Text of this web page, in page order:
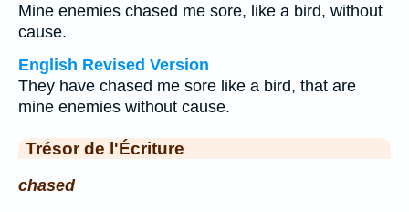
Mine enemies chased me sore, like a bird, without
cause.
English Revised Version
They have chased me sore like a bird, that are
mine enemies without cause.
Trésor de l'Écriture
chased